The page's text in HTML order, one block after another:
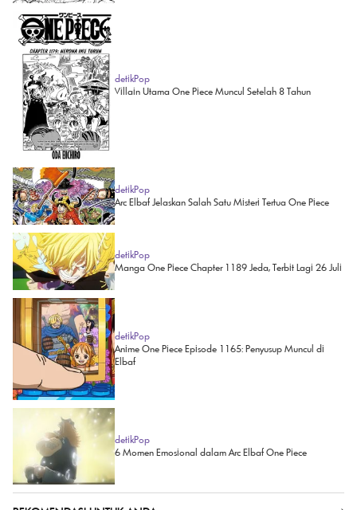
detikPop
Villain Utama One Piece Muncul Setelah 8 Tahun
detikPop
Arc Elbaf Jelaskan Salah Satu Misteri Tertua One Piece
detikPop
Manga One Piece Chapter 1189 Jeda, Terbit Lagi 26 Juli
detikPop
Anime One Piece Episode 1165: Penyusup Muncul di
Elbaf
detikPop
6 Momen Emosional dalam Arc Elbaf One Piece